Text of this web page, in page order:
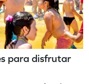
para disfrutar